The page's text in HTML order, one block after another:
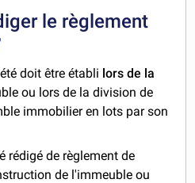
le règlement
doit être établi lors de la
ou lors de la division de
immobilier en lots par son
rédigé de règlement de
de l'immeuble ou